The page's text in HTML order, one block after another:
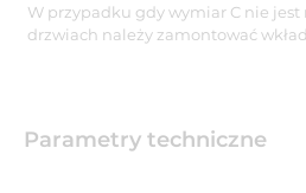
W przypadku gdy wymiar C nie
drzwiach należy zamontować
Parametry techniczne